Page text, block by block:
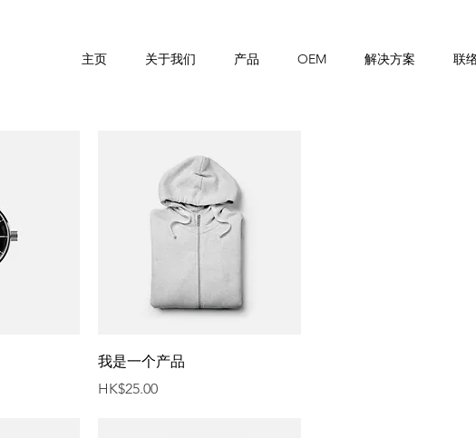
主页 关于我们 产品 OEM 解决方案 联
快速瀏覽
我是一个产品
價格
HK$25.00